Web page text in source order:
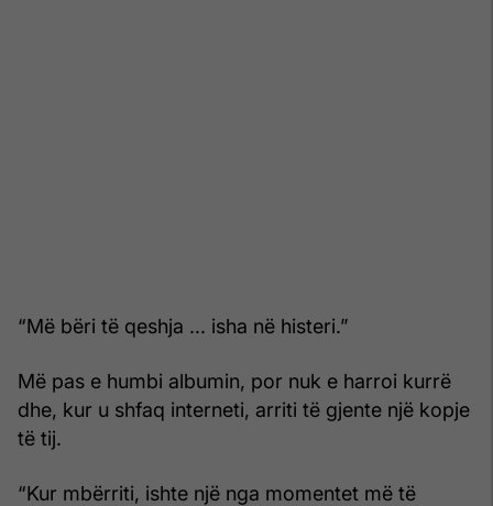
“Më bëri të qeshja ... isha në histeri.”
Më pas e humbi albumin, por nuk e harroi kurrë
dhe, kur u shfaq interneti, arriti të gjente një kopje
të tij.
“Kur mbërriti, ishte një nga momentet më të